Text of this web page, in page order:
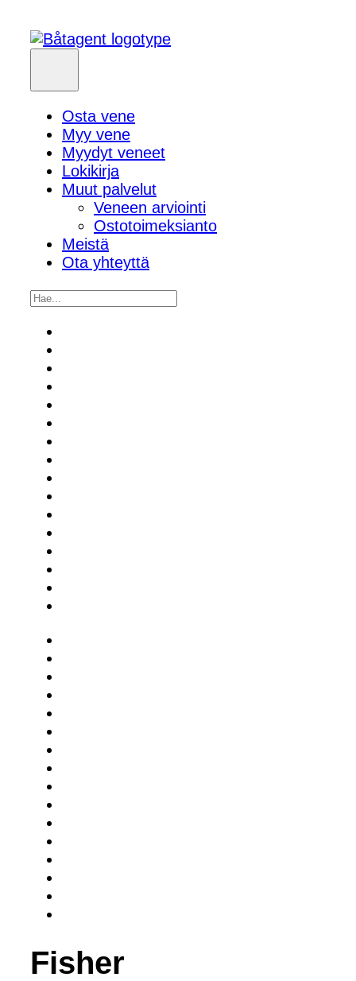
Osta vene
Myy vene
Myydyt veneet
Lokikirja
Muut palvelut
Veneen arviointi
Ostotoimeksianto
Meistä
Ota yhteyttä
Fisher